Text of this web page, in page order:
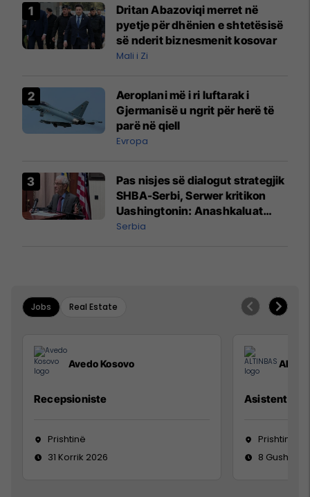
Dritan Abazoviqi merret në
pyetje për dhënien e shtetësisë
së nderit biznesmenit kosovar
Mali i Zi
Aeroplani më i ri luftarak i
Gjermanisë u ngrit për herë të
parë në qiell
Evropa
Pas nisjes së dialogut strategjik
SHBA-Serbi, Serwer kritikon
Uashingtonin: Anashkaluat
Banjskën, sulmin ndaj KFOR-it
Serbia
Jobs Real Estate
Avedo Kosovo
Recepsioniste
Prishtinë
31 Korrik 2026
Asistente e
Prishtinë
8 Gusht